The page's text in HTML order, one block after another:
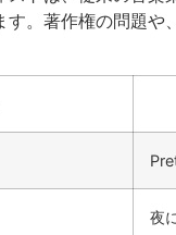
。著作権の問題や
夜